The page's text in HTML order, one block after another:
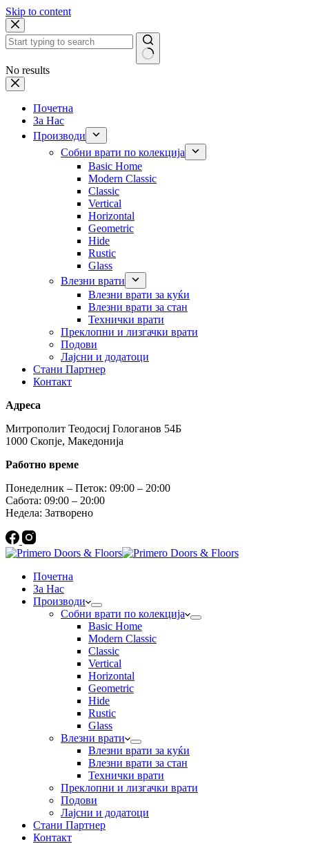
Skip to content
No results
Почетна
За Нас
Производи
Собни врати по колекција
Basic Home
Modern Classic
Classic
Vertical
Horizontal
Geometric
Hide
Rustic
Glass
Влезни врати
Влезни врати за куќи
Влезни врати за стан
Технички врати
Преклопни и лизгачки врати
Подови
Лајсни и додатоци
Стани Партнер
Контакт
Адреса
Митрополит Теодосиј Гологанов 54Б
1000 Скопје, Македонија
Работно време
Понеделник – Петок: 09:00 – 20:00
Сабота: 09:00 – 20:00
Недела: Затворено
Почетна
За Нас
Производи
Собни врати по колекција
Basic Home
Modern Classic
Classic
Vertical
Horizontal
Geometric
Hide
Rustic
Glass
Влезни врати
Влезни врати за куќи
Влезни врати за стан
Технички врати
Преклопни и лизгачки врати
Подови
Лајсни и додатоци
Стани Партнер
Контакт